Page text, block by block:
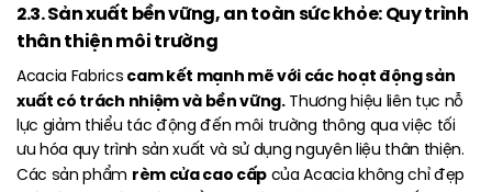
2.3. Sản xuất bền vững, an toàn sức khỏe: Quy trình
thân thiện môi trường
Acacia Fabricscam kết mạnh mẽ với các hoạt động sản
xuất có trách nhiệm và bền vững.Thương hiệu liên tục nỗ
lực giảm thiểu tác động đến môi trường thông qua việc tối
ưu hóa quy trình sản xuất và sử dụng nguyên liệu thân thiện.
Các sản phẩm rèm cửa cao cấpcủa Acacia không chỉ đẹp